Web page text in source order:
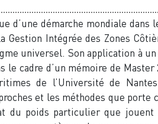
d’une démarche mondiale dans
Gestion Intégrée des Zones
universel. Son application à
le cadre d’un mémoire de
de l’Université de
et les méthodes que porte
du poids particulier que